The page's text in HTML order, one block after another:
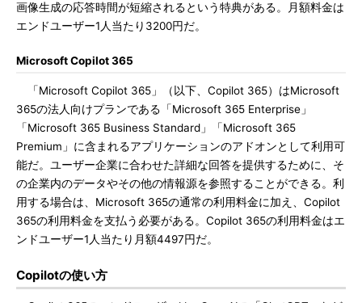
画像生成の応答時間が短縮されるという特典がある。月額料金は
エンドユーザー1人当たり3200円だ。
Microsoft Copilot 365
「Microsoft Copilot 365」（以下、Copilot 365）はMicrosoft
365の法人向けプランである「Microsoft 365 Enterprise」
「Microsoft 365 Business Standard」「Microsoft 365
Premium」に含まれるアプリケーションのアドオンとして利用可
能だ。ユーザー企業に合わせた詳細な回答を提供するために、そ
の企業内のデータやその他の情報源を参照することができる。利
用する場合は、Microsoft 365の通常の利用料金に加え、Copilot
365の利用料金を支払う必要がある。Copilot 365の利用料金はエ
ンドユーザー1人当たり月額4497円だ。
Copilotの使い方